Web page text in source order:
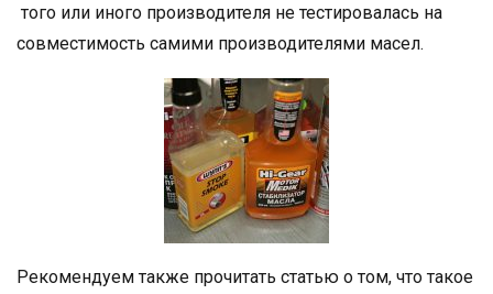
того или иного производителя не тестировалась на
совместимость самими производителями масел.
Рекомендуем также прочитать статью о том, что такое